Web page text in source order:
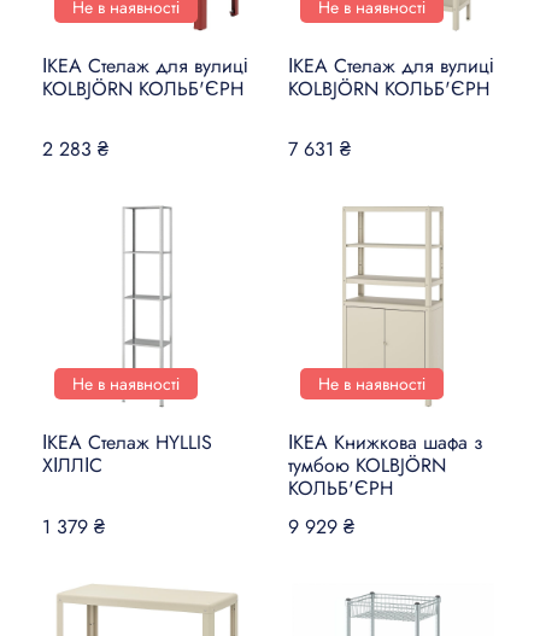
Не в наявності
ІКЕА Стелаж для вулиці
KOLBJÖRN КОЛЬБ'ЄРН
2 283 ₴
Не в наявності
ІКЕА Стелаж для вулиці
KOLBJÖRN КОЛЬБ'ЄРН
7 631 ₴
Не в наявності
ІКЕА Стелаж HYLLIS
ХІЛЛІС
1 379 ₴
Не в наявності
ІКЕА Книжкова шафа з
тумбою KOLBJÖRN
КОЛЬБ'ЄРН
9 929 ₴